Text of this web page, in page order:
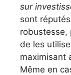
sur
sont
robustesse,
de les
maximisant
Même en